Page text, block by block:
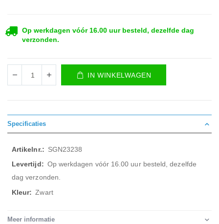
Op werkdagen vóór 16.00 uur besteld, dezelfde dag
verzonden.
IN WINKELWAGEN
Specificaties
Meer
informatie
SGN23238
Op werkdagen vóór 16.00 uur besteld, dezelfde
dag verzonden.
Zwart
Meer informatie